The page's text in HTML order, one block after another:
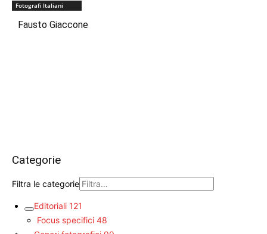
Fotografi Italiani
Fausto Giaccone
Categorie
Filtra le categorie
Editoriali 121
Focus specifici 48